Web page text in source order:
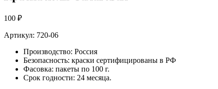
100 ₽
Артикул: 720-06
Производство: Россия
Безопасность: краски сертифицированы в РФ
Фасовка: пакеты по 100 г.
Срок годности: 24 месяца.